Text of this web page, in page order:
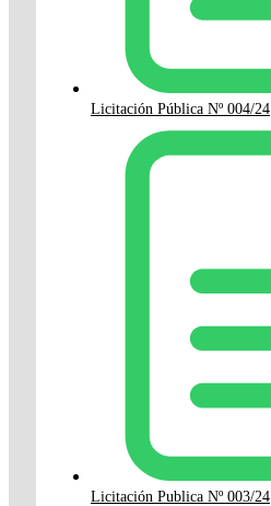
Licitación Pública Nº 004/24
Licitación Publica Nº 003/24